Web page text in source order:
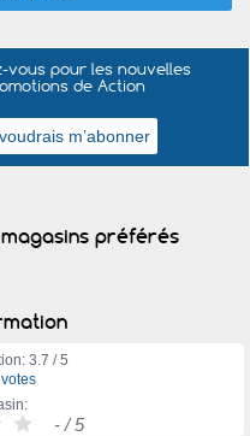
vous pour les nouvelles
de Action
préférés
3.7 /5
- / 5